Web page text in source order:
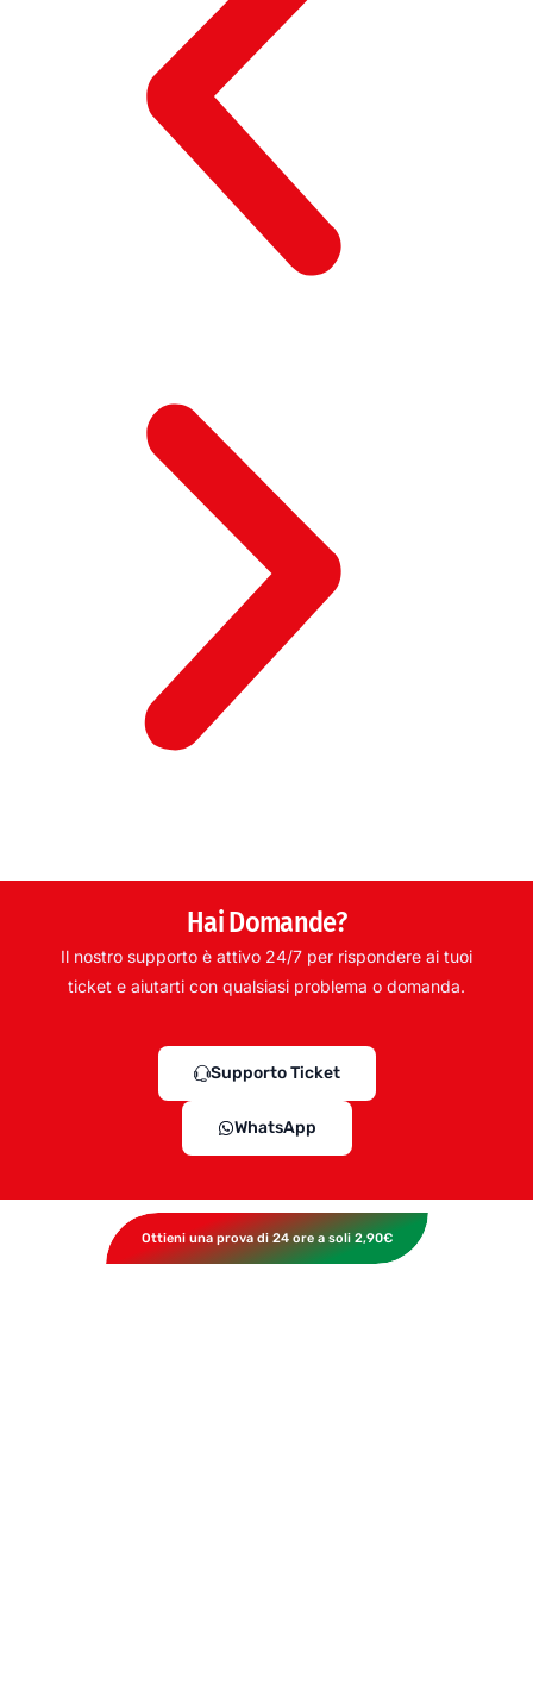
Hai Domande?
Il nostro supporto è attivo 24/7 per rispondere ai tuoi
ticket e aiutarti con qualsiasi problema o domanda.
Supporto Ticket
WhatsApp
Ottieni una prova di 24 ore a soli 2,90€